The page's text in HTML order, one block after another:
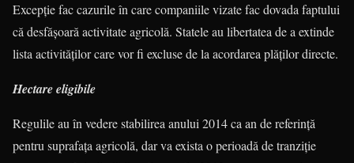
Excepție fac cazurile în care companiile vizate fac dovada faptului
că desfășoară activitate agricolă. Statele au libertatea de a extinde
lista activităților care vor fi excluse de la acordarea plă­ților directe.
Hectare eligibile
Regulile au în vedere stabilirea anului 2014 ca an de referință
pentru su­prafața agricolă, dar va exista o perioadă de tranziție